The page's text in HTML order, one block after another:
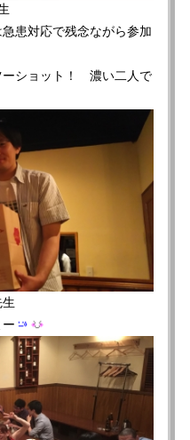
患対応で残念ながら参加
ーショット！ 濃い二人で